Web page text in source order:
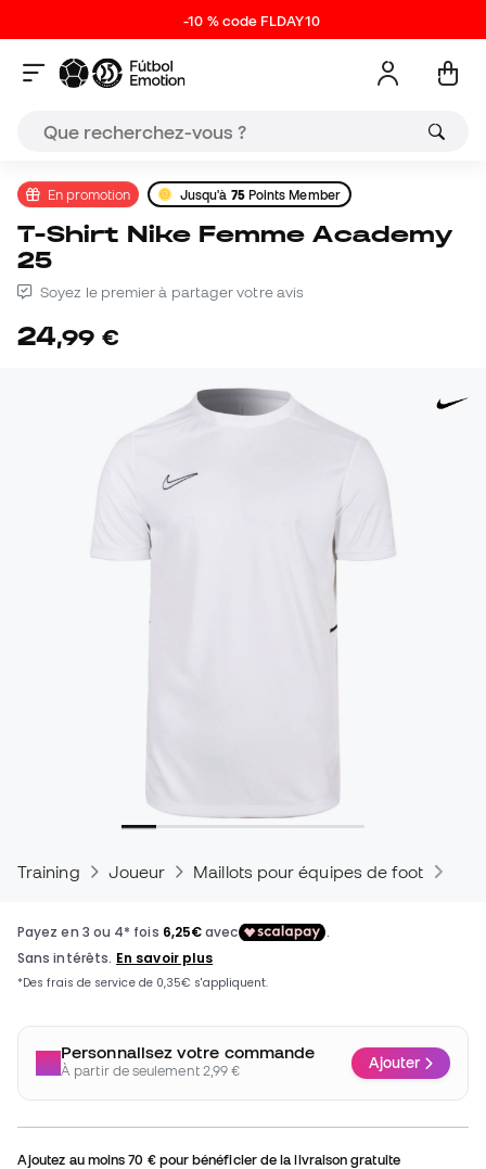
-10 % code FLDAY10
En promotion Jusqu'à 75Points Member
T-Shirt Nike Femme Academy
25
Soyez le premier à partager votre avis
24,99 €
Training Joueur Maillots pour équipes de foot
Personnalisez votre commande
À partir de seulement 2,99 € Ajouter
Ajoutez au moins70 €pour bénéficier de la livraison gratuite